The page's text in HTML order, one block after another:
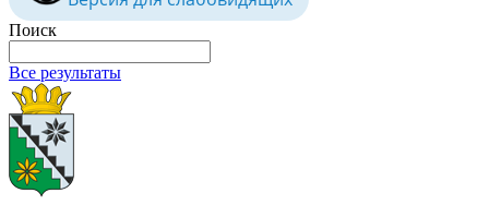
Поиск
Все результаты